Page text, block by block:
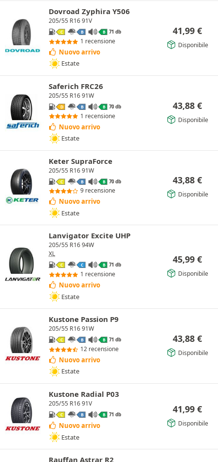
Dovroad Zyphira Y506
205/55 R16 91V
C B B 71 db
1 recensione
Nuovo arrivo
Estate
41,99 €
Disponibile
Saferich FRC26
205/55 R16 91W
D B B 70 db
1 recensione
Nuovo arrivo
Estate
43,88 €
Disponibile
Keter SupraForce
205/55 R16 91W
C B B 70 db
9 recensione
Nuovo arrivo
Estate
43,88 €
Disponibile
Lanvigator Excite UHP
205/55 R16 94W
XL
C C B 71 db
1 recensione
Nuovo arrivo
Estate
45,99 €
Disponibile
Kustone Passion P9
205/55 R16 91W
C B B 71 db
12 recensione
Nuovo arrivo
Estate
43,88 €
Disponibile
Kustone Radial P03
205/55 R16 91V
C B B 71 db
Nuovo arrivo
Estate
41,99 €
Disponibile
Rauffan Astrar R2